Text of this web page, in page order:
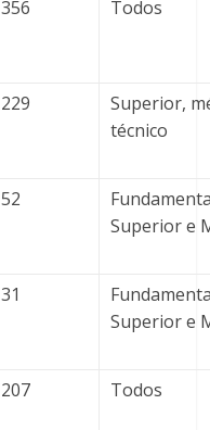
356 Todos
229
Superior,
técnico
52
Superior e
31
Superior e
207 Todos